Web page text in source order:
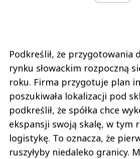
Podkreślił, że przygotowania
rynku słowackim rozpoczną
roku. Firma przygotuje plan
poszukiwała lokalizacji pod
podkreślił, że spółka chce
ekspansji swoją skalę, w tym
logistykę. To oznacza, że
ruszyłyby niedaleko granicy.